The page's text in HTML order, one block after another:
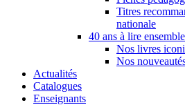
Titres
nationale
40 ans à lire ensemble
Nos livres
Nos
Actualités
Catalogues
Enseignants